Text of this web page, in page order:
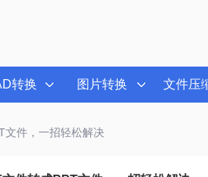
转换 图片转换 文件压
件，一招轻松解决